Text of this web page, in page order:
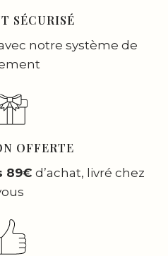
SÉCURISÉ
notre système de
OFFERTE
89€ d’achat, livré chez